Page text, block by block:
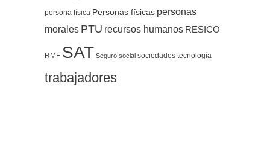
persona física Personas físicas personas
morales PTU recursos humanos RESICO
RMF SAT Seguro social sociedades tecnología
trabajadores